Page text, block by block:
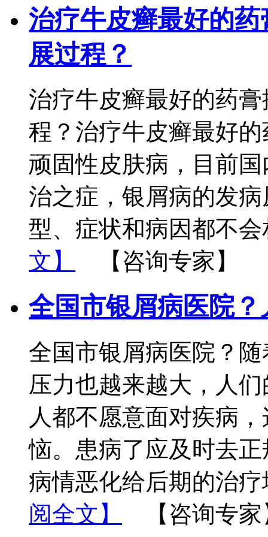
治疗牛皮癣最好的
展过程？
治疗牛皮癣最好的药
程？治疗牛皮癣最好
顽固性皮肤病，目前
治之症，银屑病的发
型、症状和病因都不
文】
【咨询专家】
全国市银屑病医院
全国市银屑病医院？
压力也越来越大，人
人都不愿意面对疾病
恼。患病了应及时去
病情恶化给后期的治
阅全文】
【咨询专